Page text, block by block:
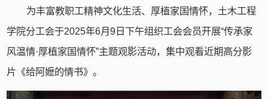
为丰富教职工精神文化生活、厚植家国情怀，土木工程
学院分工会于2025年6月9日下午组织工会会员开展“传承家
风温情·厚植家国情怀”主题观影活动，集中观看近期高分影
片《给阿嬷的情书》。